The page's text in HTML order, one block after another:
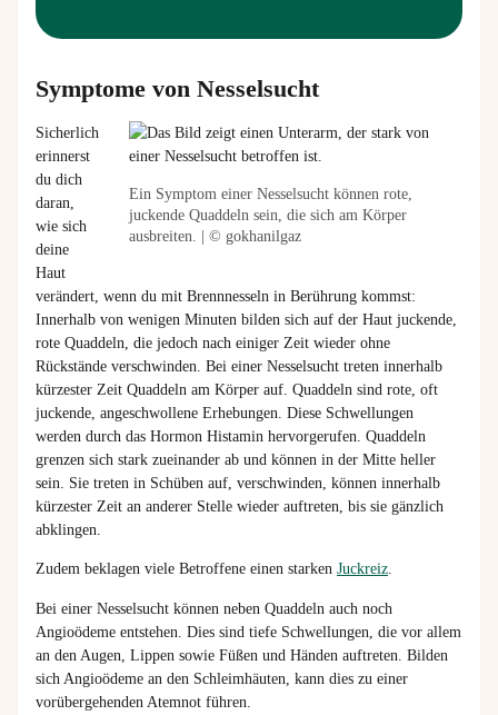
Symptome von Nesselsucht
Ein Symptom einer Nesselsucht können rote,
juckende Quaddeln sein, die sich am Körper
ausbreiten. | © gokhanilgaz
Sicherlich
erinnerst
du dich
daran,
wie sich
deine
Haut
verändert, wenn du mit Brennnesseln in Berührung kommst:
Innerhalb von wenigen Minuten bilden sich auf der Haut juckende,
rote Quaddeln, die jedoch nach einiger Zeit wieder ohne
Rückstände verschwinden. Bei einer Nesselsucht treten innerhalb
kürzester Zeit Quaddeln am Körper auf. Quaddeln sind rote, oft
juckende, angeschwollene Erhebungen. Diese Schwellungen
werden durch das Hormon Histamin hervorgerufen. Quaddeln
grenzen sich stark zueinander ab und können in der Mitte heller
sein. Sie treten in Schüben auf, verschwinden, können innerhalb
kürzester Zeit an anderer Stelle wieder auftreten, bis sie gänzlich
abklingen.
Zudem beklagen viele Betroffene einen starken Juckreiz.
Bei einer Nesselsucht können neben Quaddeln auch noch
Angioödeme entstehen. Dies sind tiefe Schwellungen, die vor allem
an den Augen, Lippen sowie Füßen und Händen auftreten. Bilden
sich Angioödeme an den Schleimhäuten, kann dies zu einer
vorübergehenden Atemnot führen.